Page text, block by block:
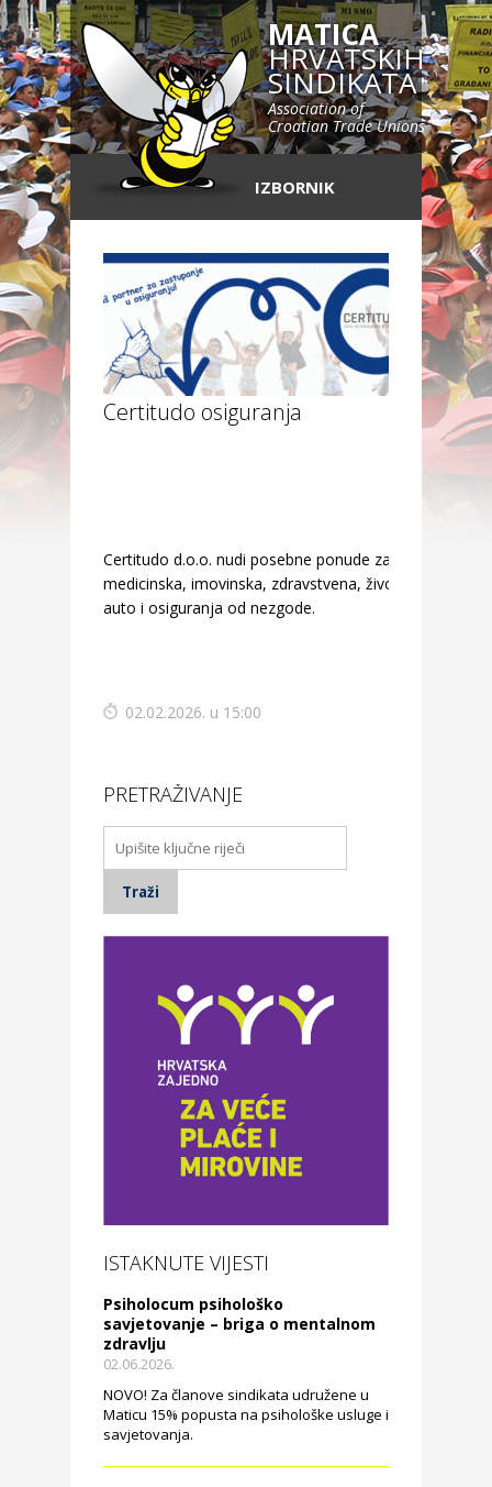
MATICA
HRVATSKIH
SINDIKATA
Association of
Croatian Trade Unions
IZBORNIK
Certitudo osiguranja
Certitudo d.o.o. nudi posebne ponude za
medicinska, imovinska, zdravstvena, životna,
auto i osiguranja od nezgode.
02.02.2026. u 15:00
PRETRAŽIVANJE
ISTAKNUTE VIJESTI
Psiholocum psihološko
savjetovanje – briga o mentalnom
zdravlju
02.06.2026.
NOVO! Za članove sindikata udružene u
Maticu 15% popusta na psihološke usluge i
savjetovanja.